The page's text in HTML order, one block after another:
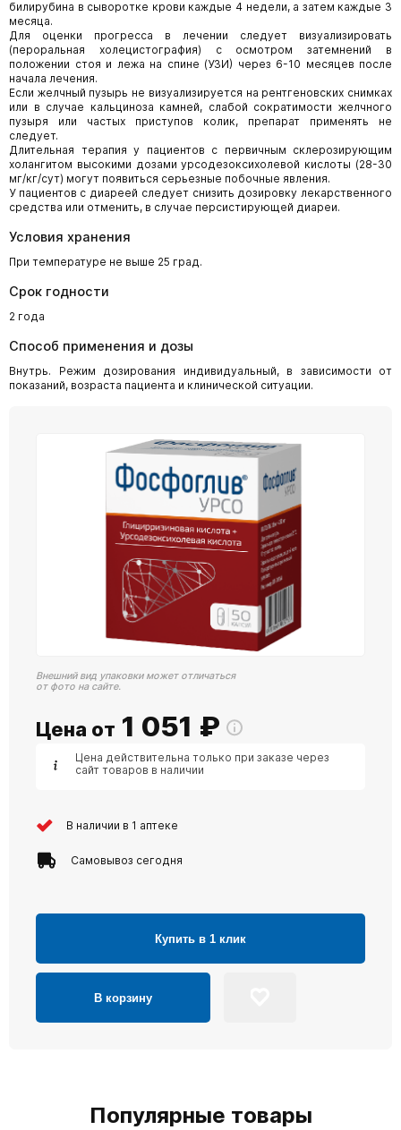
билирубина в сыворотке крови каждые 4 недели, а затем каждые 3
месяца.
Для оценки прогресса в лечении следует визуализировать
(пероральная холецистография) с осмотром затемнений в
положении стоя и лежа на спине (УЗИ) через 6-10 месяцев после
начала лечения.
Если желчный пузырь не визуализируется на рентгеновских снимках
или в случае кальциноза камней, слабой сократимости желчного
пузыря или частых приступов колик, препарат применять не
следует.
Длительная терапия у пациентов с первичным склерозирующим
холангитом высокими дозами урсодезоксихолевой кислоты (28-30
мг/кг/сут) могут появиться серьезные побочные явления.
У пациентов с диареей следует снизить дозировку лекарственного
средства или отменить, в случае персистирующей диареи.
Условия хранения
При температуре не выше 25 град.
Срок годности
2 года
Способ применения и дозы
Внутрь. Режим дозирования индивидуальный, в зависимости от
показаний, возраста пациента и клинической ситуации.
Внешний вид упаковки может отличаться
от фото на сайте.
Цена от 1 051 ₽
Цена действительна только при заказе через
сайт товаров в наличии
В наличии в 1 аптеке
Самовывоз сегодня
Купить в 1 клик
В корзину
Популярные товары